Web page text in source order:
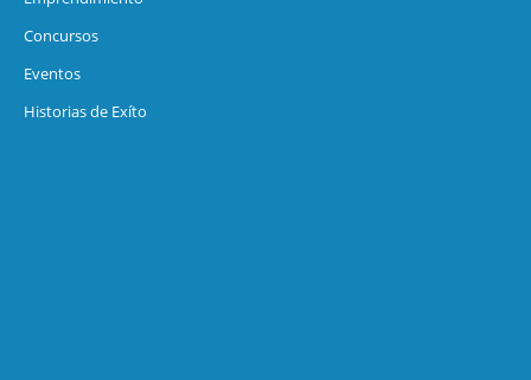
Concursos
Eventos
Historias de Exíto